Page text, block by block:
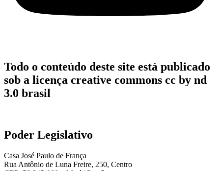
Todo o conteúdo deste site está publicado
sob a licença creative commons cc by nd
3.0 brasil
Poder Legislativo
Casa José Paulo de França
Rua Antônio de Luna Freire, 250, Centro